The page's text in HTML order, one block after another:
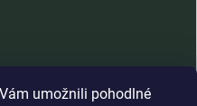
umožnili pohodlné